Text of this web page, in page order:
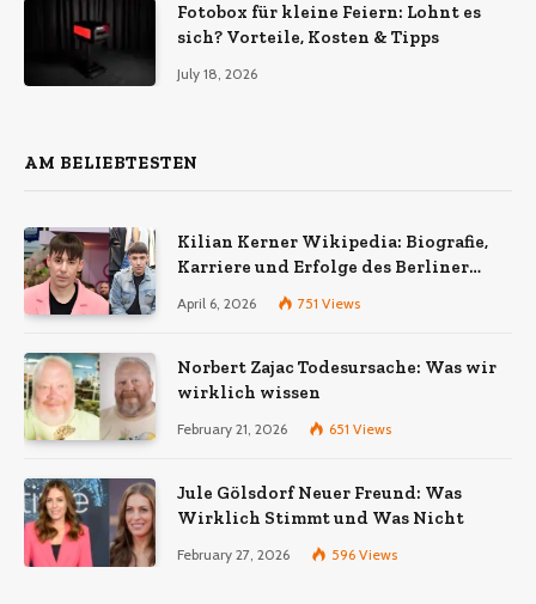
Fotobox für kleine Feiern: Lohnt es
sich? Vorteile, Kosten & Tipps
July 18, 2026
AM BELIEBTESTEN
Kilian Kerner Wikipedia: Biografie,
Karriere und Erfolge des Berliner
Modedesigners
April 6, 2026 751 Views
Norbert Zajac Todesursache: Was wir
wirklich wissen
February 21, 2026 651 Views
Jule Gölsdorf Neuer Freund: Was
Wirklich Stimmt und Was Nicht
February 27, 2026 596 Views